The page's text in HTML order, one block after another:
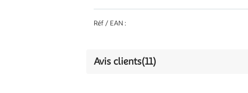
Réf / EAN :
Avis clients(11)